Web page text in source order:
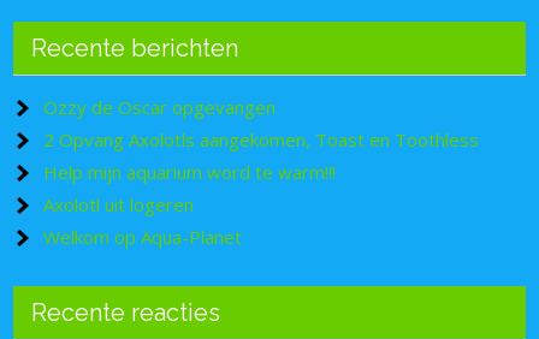
Recente berichten
Ozzy de Oscar opgevangen
2 Opvang Axolotls aangekomen, Toast en Toothless
Help mijn aquarium word te warm!!!
Axolotl uit logeren
Welkom op Aqua-Planet
Recente reacties